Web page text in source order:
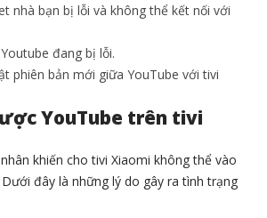
nhà bạn bị lỗi và không thể kết nối với
đang bị lỗi.
phiên bản mới giữa YouTube với tivi
YouTube trên tivi
khiến cho tivi Xiaomi không thể vào
đây là những lý do gây ra tình trạng